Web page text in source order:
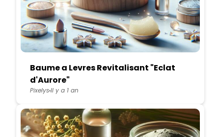
Baume a Levres Revitalisant "Eclat
d'Aurore"
PixelysIl y a 1 an